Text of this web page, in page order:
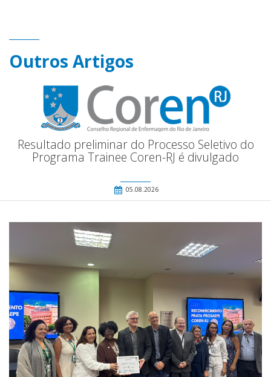
Outros Artigos
Resultado preliminar do Processo Seletivo do
Programa Trainee Coren-RJ é divulgado
05.08.2026